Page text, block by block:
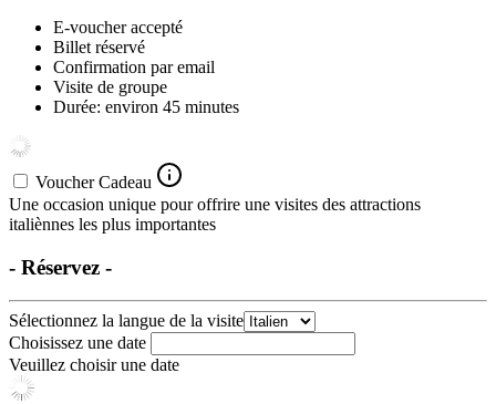
E-voucher accepté
Billet réservé
Confirmation par email
Visite de groupe
Durée: environ 45 minutes
Voucher Cadeau
Une occasion unique pour offrire une visites des attractions
italiènnes les plus importantes
- Réservez -
Sélectionnez la langue de la visite
Choisissez une date
Veuillez choisir une date